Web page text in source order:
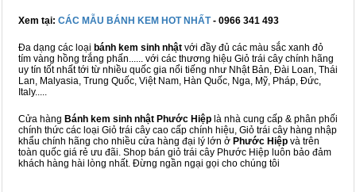
Xem tại: CÁC MẪU BÁNH KEM HOT NHẤT- 0966 341 493
Đa dạng các loại bánh kem sinh nhật với đầy đủ các màu sắc xanh đỏ
tím vàng hồng trắng phấn...... với các thương hiệu Giỏ trái cây chính hãng
uy tín tốt nhất tới từ nhiều quốc gia nổi tiếng như Nhật Bản, Đài Loan, Thái
Lan, Malyasia, Trung Quốc, Việt Nam, Hàn Quốc, Nga, Mỹ, Pháp, Đức,
Italy.....
Cửa hàng Bánh kem sinh nhật Phước Hiệp là nhà cung cấp & phân phối
chính thức các loại Giỏ trái cây cao cấp chính hiệu, Giỏ trái cây hàng nhập
khẩu chính hãng cho nhiều cửa hàng đại lý lớn ở Phước Hiệp và trên
toàn quốc giá rẻ ưu đãi. Shop bán giỏ trái cây Phước Hiệp luôn bảo đảm
khách hàng hài lòng nhất. Đừng ngần ngại gọi cho chúng tôi